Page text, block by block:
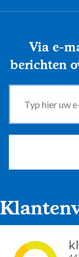
Via e-
berichten